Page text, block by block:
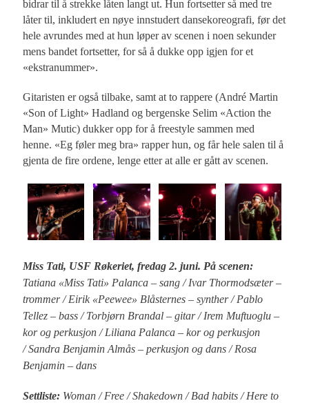
bidrar til å strekke låten langt ut. Hun fortsetter så med tre
låter til, inkludert en nøye innstudert dansekoreografi, før det
hele avrundes med at hun løper av scenen i noen sekunder
mens bandet fortsetter, for så å dukke opp igjen for et
«ekstranummer».
Gitaristen er også tilbake, samt at to rappere (André Martin
«Son of Light» Hadland og bergenske Selim «Action the
Man» Mutic) dukker opp for å freestyle sammen med
henne. «Eg føler meg bra» rapper hun, og får hele salen til å
gjenta de fire ordene, lenge etter at alle er gått av scenen.
Miss Tati, USF Røkeriet, fredag 2. juni. På scenen:
Tatiana «Miss Tati» Palanca – sang / Ivar Thormodsæter –
trommer / Eirik «Peewee» Blåsternes – synther / Pablo
Tellez – bass / Torbjørn Brandal – gitar / Irem Muftuoglu –
kor og perkusjon / Liliana Palanca – kor og perkusjon
/ Sandra Benjamin Almås – perkusjon og dans / Rosa
Benjamin – dans
Settliste: Woman / Free / Shakedown / Bad habits / Here to